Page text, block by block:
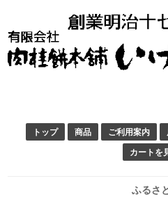
トップ 商品 ご利用案内
カートを
ふるさ